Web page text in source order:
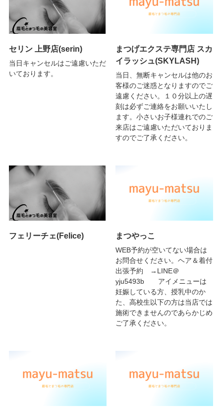
セリン 上野店(serin)
当日キャンセルはご遠慮いただ
いております。
まつげエクステ専門店 スカ
イラッシュ(SKYLASH)
当日、無断キャンセルは他のお
客様のご迷惑となりますのでご
遠慮ください。１０分以上の遅
刻は必ずご連絡をお願いいたし
ます。小さいお子様連れでのご
来店はご遠慮いただいておりま
すのでご了承ください。
フェリーチェ(Felice) まつやっこ
WEB予約が空いてない場合は
お問合せください。ヘア＆着付
出張予約 →LINE＠
yju5493b アイメニューは
妊娠している方、授乳中のか
た、高校生以下の方は当店では
施術できませんのであらかじめ
ご了承ください。